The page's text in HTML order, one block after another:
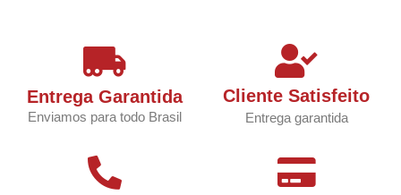
Entrega Garantida
Enviamos para todo Brasil
Cliente Satisfeito
Entrega garantida